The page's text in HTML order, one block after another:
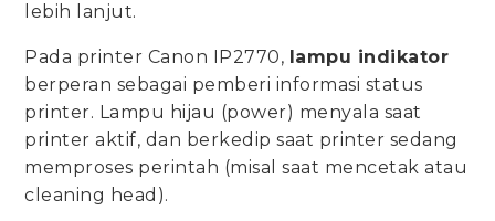
lebih lanjut.
Pada printer Canon IP2770, lampu indikator
berperan sebagai pemberi informasi status
printer. Lampu hijau (power) menyala saat
printer aktif, dan berkedip saat printer sedang
memproses perintah (misal saat mencetak atau
cleaning head).